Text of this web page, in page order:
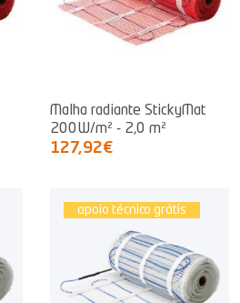
Malha radiante StickyMat
200W/m² - 2,0 m²
127,92€
apoio técnico grátis